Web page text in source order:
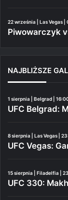
22 września | Las Vegas |
Piwowarczyk
NAJBLIŻSZE
1 sierpnia | Belgrad |
UFC Belgrad:
8 sierpnia | Las Vegas |
UFC Vegas:
15 sierpnia | Filadelfia |
UFC 330: